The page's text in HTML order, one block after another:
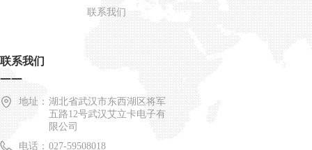
地址： 湖北省武汉市东西湖区将军
五路12号武汉艾立卡电子有
限公司
电话： 027-59508018
联系我们
——
联系我们